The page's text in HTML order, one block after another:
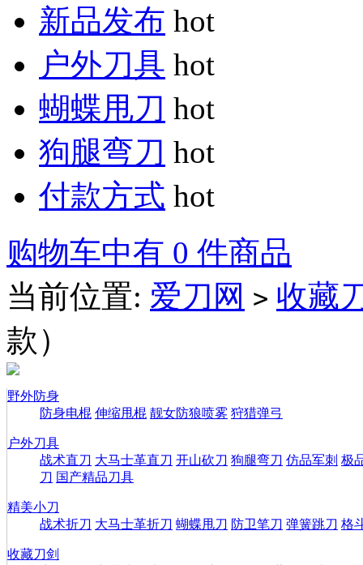
新品发布 hot
户外刀具 hot
蝴蝶甩刀 hot
狗腿弯刀 hot
付款方式 hot
购物车中有 0 件商品
当前位置: 爱刀网 > 收藏
款）
野外防身
防身电棍 伸缩甩棍 靓女防狼喷雾 狩猎弹弓
户外刀具
战术直刀 大马士革直刀 开山砍刀 狗腿弯刀 仿品军刺 极
刀 国产精品刀具
精美小刀
战术折刀 大马士革折刀 蝴蝶甩刀 防卫笔刀 弹簧跳刀 格
收藏刀剑